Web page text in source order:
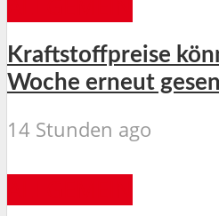
Kraftstoffpreise
Woche erneut
14 Stunden ago